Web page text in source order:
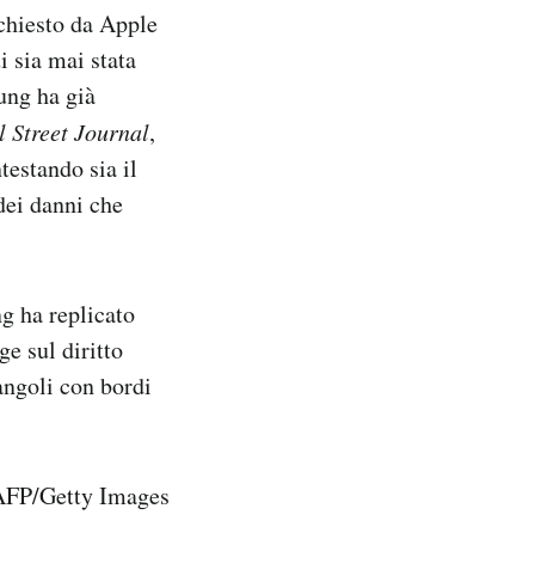
da Apple
sia mai stata
ha già
Street Journal,
sia il
danni che
ha replicato
sul diritto
con bordi
Getty Images